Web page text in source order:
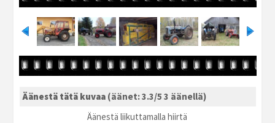
Äänestä tätä kuvaa (äänet: 3.3/5 3 äänellä)
Äänestä liikuttamalla hiirtä